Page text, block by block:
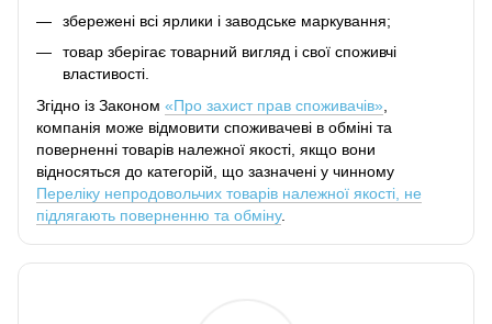
збережені всі ярлики і заводське маркування;
товар зберігає товарний вигляд і свої споживчі
властивості.
Згідно із Законом «Про захист прав споживачів»
компанія може відмовити споживачеві в обміні та
поверненні товарів належної якості, якщо вони
відносяться до категорій, що зазначені у чинному
Переліку непродовольчих товарів належної якості, не
підлягають поверненню та обміну.